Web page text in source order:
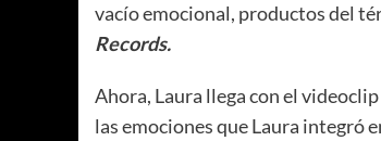
vacío emocional, productos del
Records.
Ahora, Laura llega con el
las emociones que Laura integró